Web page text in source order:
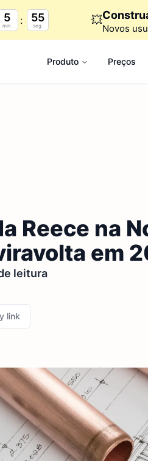
5
min.
54
seg. 💥
Novos
Produto Preços
Reece na
em
leitura
link